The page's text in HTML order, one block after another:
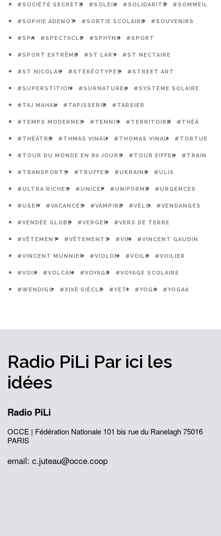
#SOCIÉTÉ SECRÈTE #SOLEIL #SOLIDARITÉ #SOMMEIL
#SOPHIE ADENOT #SORTIE SCOLAIRE #SOUVENIRS
#SPA #SPECTACLE #SPHYNX #SPORT
#SPORT EXTRÊME #ST LARY #ST NECTAIRE
#ST NICOLAS #STÉRÉOTYPES #STREET ART
#SUPERSTITION #SURNATUREL #SYSTÈME SOLAIRE
#TAJ MAHAL #TAPISSERIE #TARSIER
#TEMPS MODERNES #TENNIS #TERRITOIRE #THÉÂ
#THÉÂTRE #THMAS VINAU #THOMAS VINAU #TORTUE
#TOUR DU MONDE EN 80 JOURS #TOUR EIFFEL #TRAIN
#TRANSPORTS #TRUFFES #UKRAINE #ULIS
#ULTRA RICHES #UNICEF #UNIFORME #URGENCES
#USEP #VACANCES #VAMPIRE #VÉLO #VENDANGES
#VENDÉE GLOBE #VERGER #VERS DE TERRE
#VÊTEMENT #VÊTEMENTS #VIN #VINCENT GAUDIN
#VINCENT MUNNIER #VIOLON #VOILE #VOILIER
#VOIX #VOLCAN #VOYAGE #VOYAGE SCOLAIRE
#WENDIGO #XIXÈ SIÈCLE #YÉTI #YOGA #YOGAA
Radio PiLi Par ici les
idées
Radio PiLi
OCCE | Fédération Nationale 101 bis rue du Ranelagh75016
PARIS
email: c.juteau@occe.coop